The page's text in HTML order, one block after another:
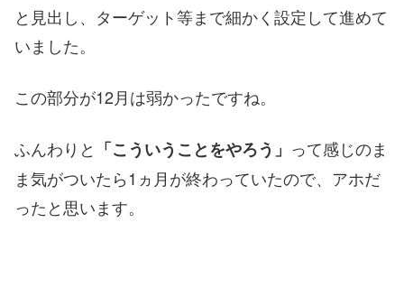
と見出し、ターゲット等まで細かく設定して進めて
いました。
この部分が12月は弱かったですね。
ふんわりと 「こういうことをやろう」 って感じのま
ま気がついたら1ヵ月が終わっていたので、アホだ
ったと思います。